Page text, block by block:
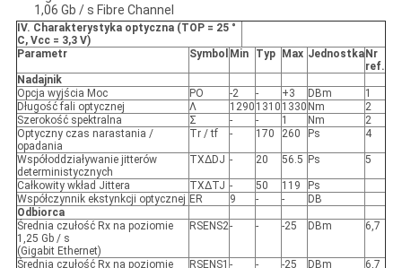
1,06 Gb / s Fibre Channel
IV. Charakterystyka optyczna (TOP = 25 °
C, Vcc = 3,3 V)
Parametr
Symbol Min Typ Max Jednostka Nr
ref.
Nadajnik
Opcja wyjścia Moc
PO -2 - +3 DBm
1
Długość fali optycznej
Λ 1290 1310 1330 Nm
2
Szerokość spektralna
Σ - - 1 Nm
2
Optyczny czas narastania /
opadania
Tr / tf - 170 260 Ps 4
Współoddziaływanie jitterów
deterministycznych
TXΔDJ - 20 56.5 Ps 5
Całkowity wkład Jittera TXΔTJ - 50 119
Ps
Współczynnik ekstynkcji optycznej ER 9 - -
DB
Odbiorca
Średnia czułość Rx na poziomie
1,25 Gb / s
(Gigabit Ethernet)
RSENS2- - -25 DBm 6,7
Średnia czułość Rx na poziomie
RSENS1 - - -25 DBm 6,7